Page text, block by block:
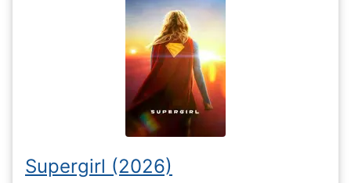
Supergirl (2026)